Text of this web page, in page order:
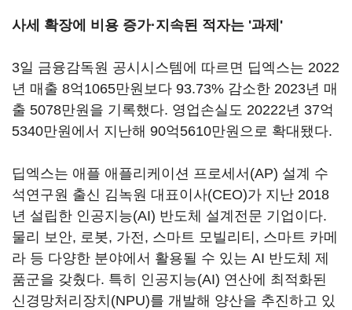
사세 확장에 비용 증가·지속된 적자는 '과제'
3일 금융감독원 공시시스템에 따르면 딥엑스는 2022
년 매출 8억1065만원보다 93.73% 감소한 2023년 매
출 5078만원을 기록했다. 영업손실도 20222년 37억
5340만원에서 지난해 90억5610만원으로 확대됐다.
딥엑스는 애플 애플리케이션 프로세서(AP) 설계 수
석연구원 출신 김녹원 대표이사(CEO)가 지난 2018
년 설립한 인공지능(AI) 반도체 설계전문 기업이다.
물리 보안, 로봇, 가전, 스마트 모빌리티, 스마트 카메
라 등 다양한 분야에서 활용될 수 있는 AI 반도체 제
품군을 갖췄다. 특히 인공지능(AI) 연산에 최적화된
신경망처리장치(NPU)를 개발해 양산을 추진하고 있